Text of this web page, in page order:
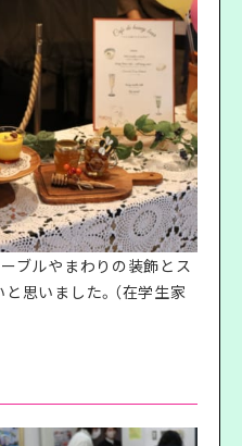
ブルやまわりの装飾とス
思いました。（在学生家